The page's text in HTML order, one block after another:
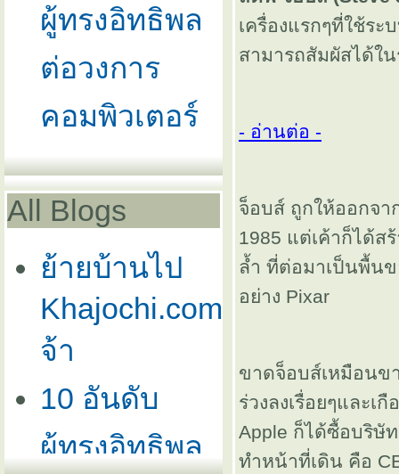
ผู้ทรงอิทธิพล
ต่อวงการ
คอมพิวเตอร์
All Blogs
้ายบ้านไป
Khajochi.com
จ้า
10 อันดับ
ผู้ทรงอิทธิพล
เครื่องแรกๆที่ใช้ร
สามารถสัมผัสได้ใ
- อ่านต่อ -
จ็อบส์ ถูกให้ออกจา
1985 แต่เค้าก็ได้ส
ล้ำ ที่ต่อมาเป็นพื้น
อย่าง Pixar
ขาดจ็อบส์เหมือนข
ร่วงลงเรื่อยๆและเ
Apple ก็ได้ซื้อบริษั
ทำหน้าที่เดิน คือ